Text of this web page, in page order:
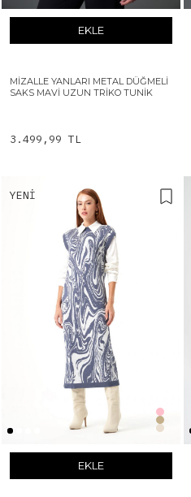
EKLE
MIZALLE YANLARI METAL DÜĞMELI
SAKS MAVI UZUN TRIKO TUNIK
3.499,99 TL
YENI
EKLE